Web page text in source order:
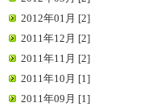
2012年01月 [2]
2011年12月 [2]
2011年11月 [2]
2011年10月 [1]
2011年09月 [1]